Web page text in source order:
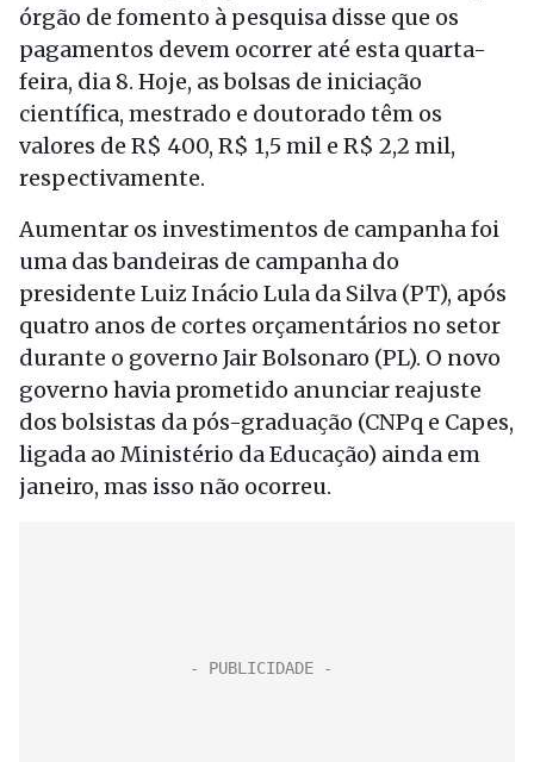
órgão de fomento à pesquisa disse que os
pagamentos devem ocorrer até esta quarta-
feira, dia 8. Hoje, as bolsas de iniciação
científica, mestrado e doutorado têm os
valores de R$ 400, R$ 1,5 mil e R$ 2,2 mil,
respectivamente.
Aumentar os investimentos de campanha foi
uma das bandeiras de campanha do
presidente Luiz Inácio Lula da Silva (PT), após
quatro anos de cortes orçamentários no setor
durante o governo Jair Bolsonaro (PL). O novo
governo havia prometido anunciar reajuste
dos bolsistas da pós-graduação (CNPq e Capes,
ligada ao Ministério da Educação) ainda em
janeiro, mas isso não ocorreu.